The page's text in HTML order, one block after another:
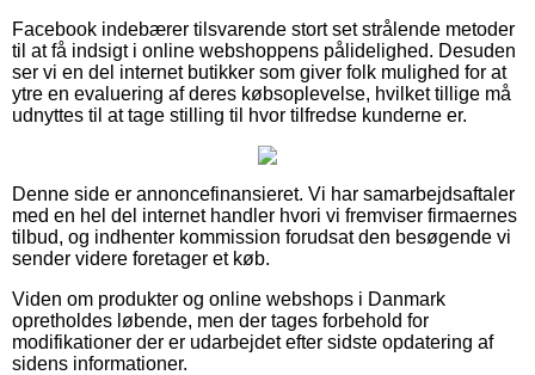
Facebook indebærer tilsvarende stort set strålende metoder
til at få indsigt i online webshoppens pålidelighed. Desuden
ser vi en del internet butikker som giver folk mulighed for at
ytre en evaluering af deres købsoplevelse, hvilket tillige må
udnyttes til at tage stilling til hvor tilfredse kunderne er.
Denne side er annoncefinansieret. Vi har samarbejdsaftaler
med en hel del internet handler hvori vi fremviser firmaernes
tilbud, og indhenter kommission forudsat den besøgende vi
sender videre foretager et køb.
Viden om produkter og online webshops i Danmark
opretholdes løbende, men der tages forbehold for
modifikationer der er udarbejdet efter sidste opdatering af
sidens informationer.